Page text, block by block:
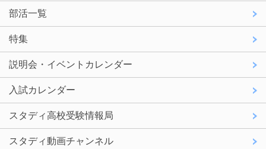
部活一覧
特集
説明会・イベントカレンダー
入試カレンダー
スタディ高校受験情報局
スタディ動画チャンネル